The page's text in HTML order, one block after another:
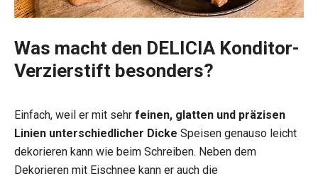
Was macht den DELICIA Konditor-
Verzierstift besonders?
Einfach, weil er mit sehr feinen, glatten und präzisen
Linien unterschiedlicher Dicke Speisen genauso leicht
dekorieren kann wie beim Schreiben. Neben dem
Dekorieren mit Eischnee kann er auch die